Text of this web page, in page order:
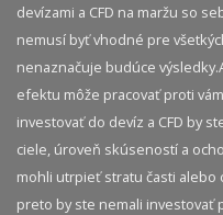
devízami a CFD na maržu so
nemusí byť vhodné pre
nenaznačuje budúce
efektu môže pracovať proti
investovať do devíz a CFD by
ciele, úroveň skúseností a
mohli utrpieť stratu časti alebo
preto by ste nemali